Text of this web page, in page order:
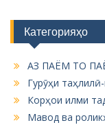
Категорияҳо
АЗ ПАЁМ ТО
Гурӯҳи
Корҳои илми
Мавод ва